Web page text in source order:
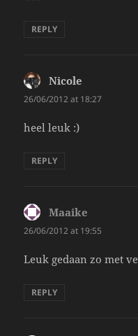
REPLY
Nicole
26/06/2012 at 18:27
heel leuk :)
REPLY
Maaike
26/06/2012 at 19:55
Leuk gedaan zo met
REPLY